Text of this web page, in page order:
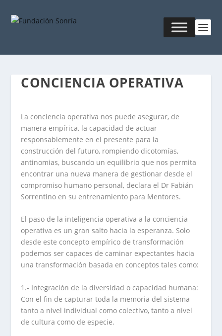
CONCIENCIA OPERATIVA
La conciencia operativa nos puede asegurar, de
manera empírica, la capacidad de actuar
responsablemente en el presente para la
construcción del futuro, rompiendo dicotomías,
antinomias, buscando un equilibrio que nos permita
encontrar una nueva manera de gestionar desde el
compromiso humano personal, declara el Dr Fabián
Sorrentino en su entrenamiento para Mentores.
El paso de la inteligencia operativa a la conciencia
operativa es un gran salto hacia la esperanza. Solo
desde este concepto empírico de transformación
podemos ser capaces de caminar expectantes hacia
una transformación basada en conceptos tales como:
1.- Integración de la diversidad o capacidad humana:
Con el fin de capturar toda la memoria del sistema
tanto a nivel individual como colectivo, tanto a nivel
de cultura como de especie.